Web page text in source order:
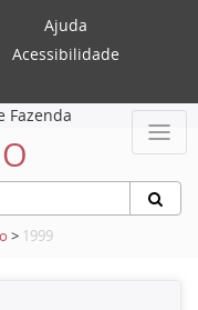
Ajuda
Acessibilidade
Fazenda
> 1999